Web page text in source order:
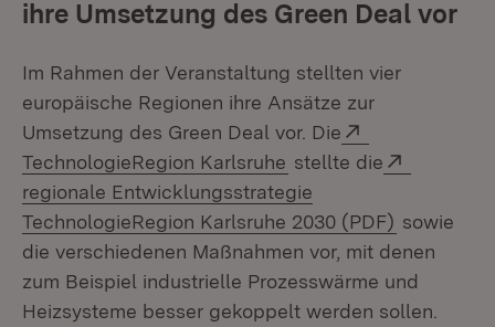
ihre Umsetzung des Green Deal vor
Im Rahmen der Veranstaltung stellten vier
europäische Regionen ihre Ansätze zur
Umsetzung des Green Deal vor. Die
TechnologieRegion Karlsruhe (Öffnet in neuem
stellte die
regionale Entwicklungsstrategie
TechnologieRegion Karlsruhe 2030 (PDF) (Öffnet in
sowie
die verschiedenen Maßnahmen vor, mit denen
zum Beispiel industrielle Prozesswärme und
Heizsysteme besser gekoppelt werden sollen.